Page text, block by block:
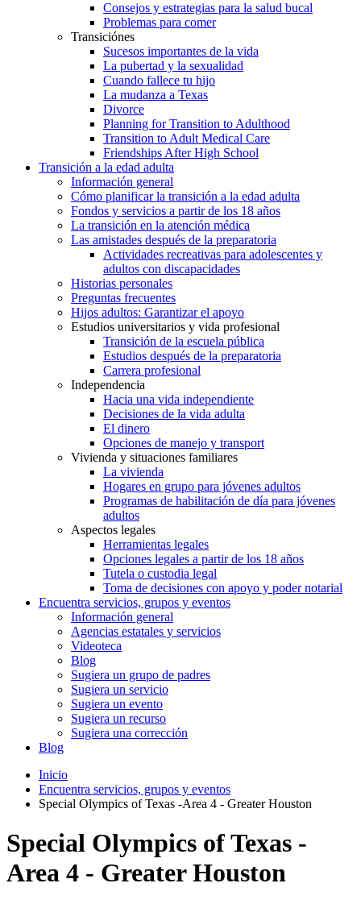
Consejos y estrategias para la salud bucal
Problemas para comer
Transiciónes
Sucesos importantes de la vida
La pubertad y la sexualidad
Cuando fallece tu hijo
La mudanza a Texas
Divorce
Planning for Transition to Adulthood
Transition to Adult Medical Care
Friendships After High School
Transición a la edad adulta
Información general
Cómo planificar la transición a la edad adulta
Fondos y servicios a partir de los 18 años
La transición en la atención médica
Las amistades después de la preparatoria
Actividades recreativas para adolescentes y
adultos con discapacidades
Historias personales
Preguntas frecuentes
Hijos adultos: Garantizar el apoyo
Estudios universitarios y vida profesional
Transición de la escuela pública
Estudios después de la preparatoria
Carrera profesional
Independencia
Hacia una vida independiente
Decisiones de la vida adulta
El dinero
Opciones de manejo y transport
Vivienda y situaciones familiares
La vivienda
Hogares en grupo para jóvenes adultos
Programas de habilitación de día para jóvenes
adultos
Aspectos legales
Herramientas legales
Opciones legales a partir de los 18 años
Tutela o custodia legal
Toma de decisiones con apoyo y poder notarial
Encuentra servicios, grupos y eventos
Información general
Agencias estatales y servicios
Videoteca
Blog
Sugiera un grupo de padres
Sugiera un servicio
Sugiera un evento
Sugiera un recurso
Sugiera una corrección
Blog
Inicio
Encuentra servicios, grupos y eventos
Special Olympics of Texas -Area 4 - Greater Houston
Special Olympics of Texas -
Area 4 - Greater Houston